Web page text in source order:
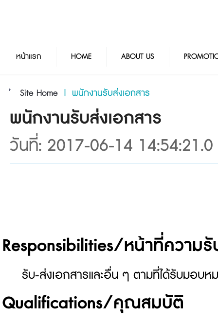
หน้าแรก HOME ABOUT US
Site Home | พนักงานรับส่งเอกสาร
พนักงานรับส่งเอกสาร
วันที่: 2017-06-14 14:54:21.0
Responsibilities/หน้าที่ความ
รับ-ส่งเอกสารและอื่น ๆ ตามที่ได้รับมอบห
Qualifications/คุณสมบัติ